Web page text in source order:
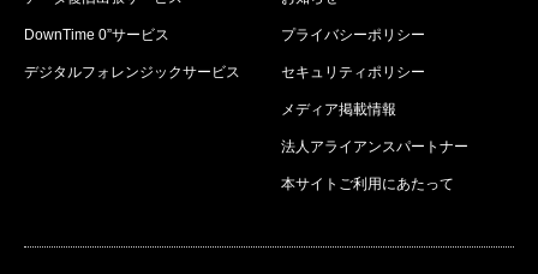
DownTime 0”サービス
デジタルフォレンジックサービス
プライバシーポリシー
セキュリティポリシー
メディア掲載情報
法人アライアンスパートナー
本サイトご利用にあたって